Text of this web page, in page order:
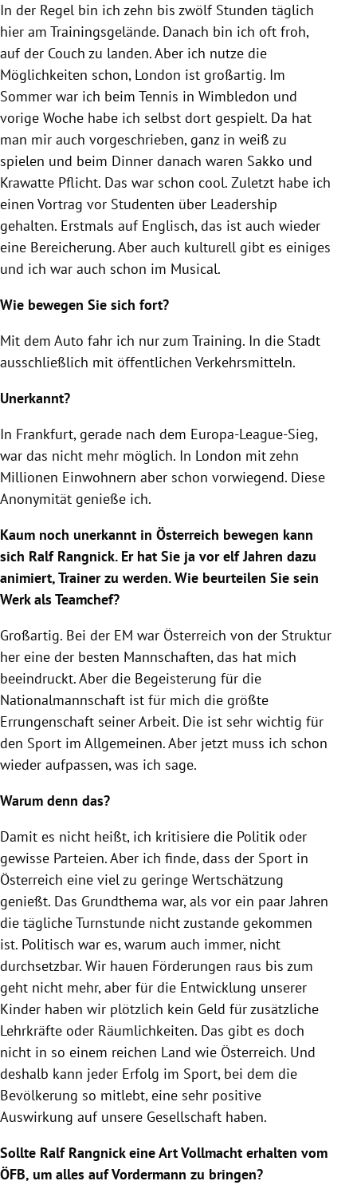
In der Regel bin ich zehn bis zwölf Stunden täglich
hier am Trainingsgelände. Danach bin ich oft froh,
auf der Couch zu landen. Aber ich nutze die
Möglichkeiten schon, London ist großartig. Im
Sommer war ich beim Tennis in Wimbledon und
vorige Woche habe ich selbst dort gespielt. Da hat
man mir auch vorgeschrieben, ganz in weiß zu
spielen und beim Dinner danach waren Sakko und
Krawatte Pflicht. Das war schon cool. Zuletzt habe ich
einen Vortrag vor Studenten über Leadership
gehalten. Erstmals auf Englisch, das ist auch wieder
eine Bereicherung. Aber auch kulturell gibt es einiges
und ich war auch schon im Musical.
Wie bewegen Sie sich fort?
Mit dem Auto fahr ich nur zum Training. In die Stadt
ausschließlich mit öffentlichen Verkehrsmitteln.
Unerkannt?
In Frankfurt, gerade nach dem Europa-League-Sieg,
war das nicht mehr möglich. In London mit zehn
Millionen Einwohnern aber schon vorwiegend. Diese
Anonymität genieße ich.
Kaum noch unerkannt in Österreich bewegen kann
sich Ralf Rangnick. Er hat Sie ja vor elf Jahren dazu
animiert, Trainer zu werden. Wie beurteilen Sie sein
Werk als Teamchef?
Großartig. Bei der EM war Österreich von der Struktur
her eine der besten Mannschaften, das hat mich
beeindruckt. Aber die Begeisterung für die
Nationalmannschaft ist für mich die größte
Errungenschaft seiner Arbeit. Die ist sehr wichtig für
den Sport im Allgemeinen. Aber jetzt muss ich schon
wieder aufpassen, was ich sage.
Warum denn das?
Damit es nicht heißt, ich kritisiere die Politik oder
gewisse Parteien. Aber ich finde, dass der Sport in
Österreich eine viel zu geringe Wertschätzung
genießt. Das Grundthema war, als vor ein paar Jahren
die tägliche Turnstunde nicht zustande gekommen
ist. Politisch war es, warum auch immer, nicht
durchsetzbar. Wir hauen Förderungen raus bis zum
geht nicht mehr, aber für die Entwicklung unserer
Kinder haben wir plötzlich kein Geld für zusätzliche
Lehrkräfte oder Räumlichkeiten. Das gibt es doch
nicht in so einem reichen Land wie Österreich. Und
deshalb kann jeder Erfolg im Sport, bei dem die
Bevölkerung so mitlebt, eine sehr positive
Auswirkung auf unsere Gesellschaft haben.
Sollte Ralf Rangnick eine Art Vollmacht erhalten vom
ÖFB, um alles auf Vordermann zu bringen?